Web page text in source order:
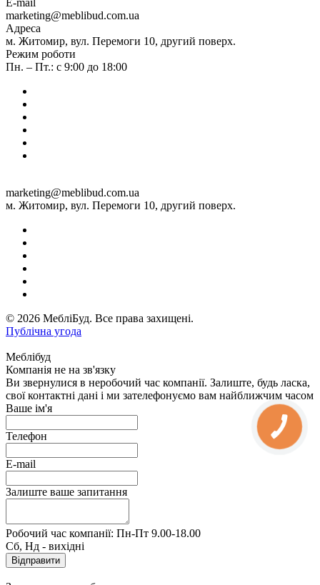
marketing@meblibud.com.ua
Адреса
м. Житомир, вул. Перемоги 10, другий поверх.
Режим роботи
Пн. – Пт.: с 9:00 до 18:00
marketing@meblibud.com.ua
м. Житомир, вул. Перемоги 10, другий поверх.
© 2026 МебліБуд. Все права захищені.
Публічна угода
Меблібуд
Компанія не на зв'язку
Ви звернулися в неробочий час компанії. Залиште, будь ласка,
свої контактні дані і ми зателефонуємо вам найближчим часом
Ваше ім'я
Телефон
E-mail
Залиште ваше запитання
Робочий час компанії: Пн-Пт 9.00-18.00
Сб, Нд - вихідні